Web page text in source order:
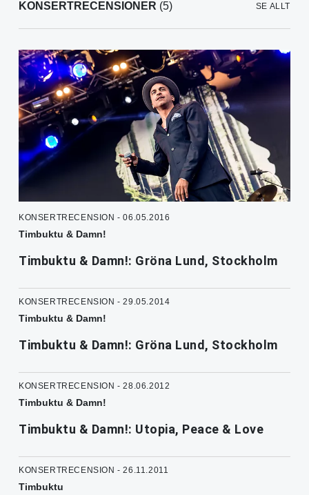
KONSERTRECENSIONER (5) SE ALLT
KONSERTRECENSION - 06.05.2016
Timbuktu & Damn!
Timbuktu & Damn!: Gröna Lund, Stockholm
KONSERTRECENSION - 29.05.2014
Timbuktu & Damn!
Timbuktu & Damn!: Gröna Lund, Stockholm
KONSERTRECENSION - 28.06.2012
Timbuktu & Damn!
Timbuktu & Damn!: Utopia, Peace & Love
KONSERTRECENSION - 26.11.2011
Timbuktu